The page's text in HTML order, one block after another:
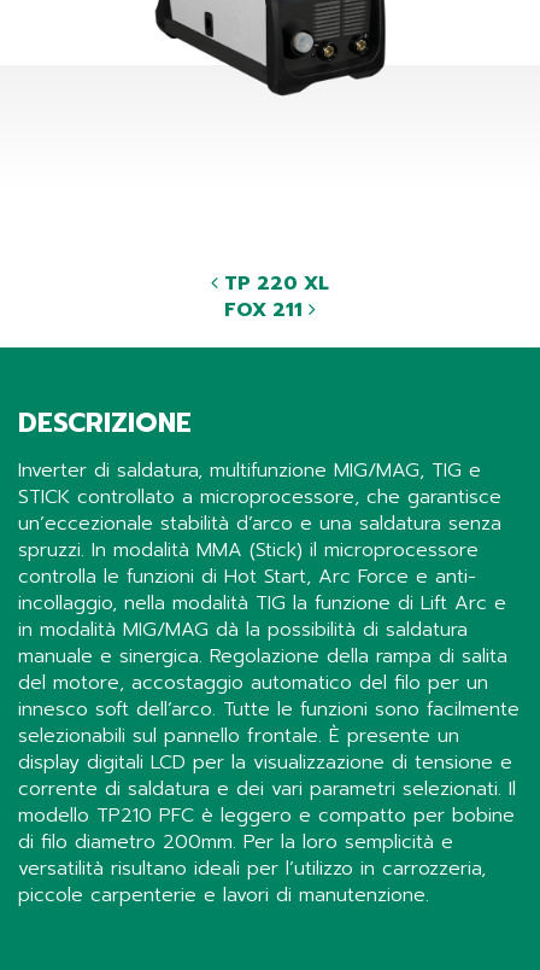
TP 220 XL
FOX 211
DESCRIZIONE
Inverter di saldatura, multifunzione MIG/MAG, TIG e
STICK controllato a microprocessore, che garantisce
un’eccezionale stabilità d’arco e una saldatura senza
spruzzi. In modalità MMA (Stick) il microprocessore
controlla le funzioni di Hot Start, Arc Force e anti-
incollaggio, nella modalità TIG la funzione di Lift Arc e
in modalità MIG/MAG dà la possibilità di saldatura
manuale e sinergica. Regolazione della rampa di salita
del motore, accostaggio automatico del filo per un
innesco soft dell’arco. Tutte le funzioni sono facilmente
selezionabili sul pannello frontale. È presente un
display digitali LCD per la visualizzazione di tensione e
corrente di saldatura e dei vari parametri selezionati. Il
modello TP210 PFC è leggero e compatto per bobine
di filo diametro 200mm. Per la loro semplicità e
versatilità risultano ideali per l’utilizzo in carrozzeria,
piccole carpenterie e lavori di manutenzione.